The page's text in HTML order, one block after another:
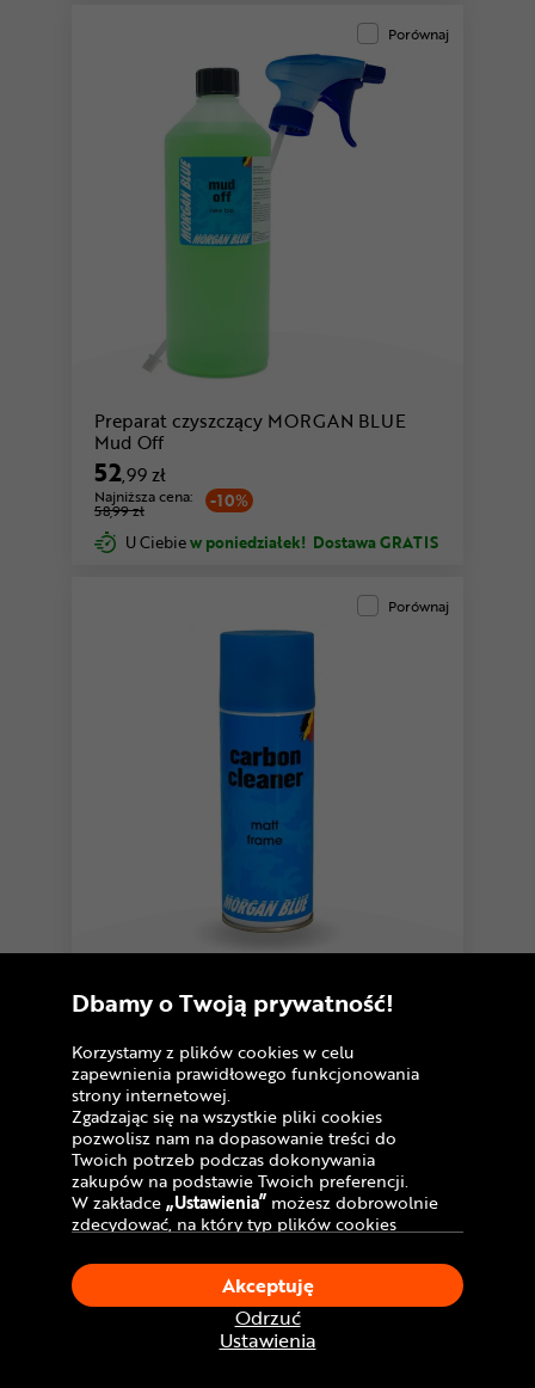
Porównaj
Preparat czyszczący MORGAN BLUE
Mud Off
52,99 zł
-10%
Najniższa cena:
58,99 zł
U Ciebiew poniedziałek! Dostawa GRATIS
Porównaj
Preparat czyszczący MORGAN BLUE
Carbon Cleaner Matt spray
53,99 zł
Cena katalogowa:
59,90 zł
U Ciebiew poniedziałek! Dostawa GRATIS
Porównaj
Dbamy o Twoją prywatność!
Korzystamy z plików cookies w celu
zapewnienia prawidłowego funkcjonowania
strony internetowej.
Zgadzając się na wszystkie pliki cookies
pozwolisz nam na dopasowanie treści do
Twoich potrzeb podczas dokonywania
zakupów na podstawie Twoich preferencji.
W zakładce„Ustawienia” możesz dobrowolnie
zdecydować, na który typ plików cookies
Klikając„Akceptuję”, wyrażasz zgodę na
stosowanie ciasteczek zgodnie z ustawieniami
Twojej przeglądarki.
W dowolnym momencie, możesz dokonać
zmiany swojego wyboru klikając opcję
Ustawienia
Odrzuć
Akceptuję